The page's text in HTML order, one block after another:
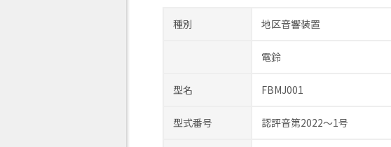
種別 地区音響装置
電鈴
型名 FBMJ001
型式番号 認評音第2022～1号